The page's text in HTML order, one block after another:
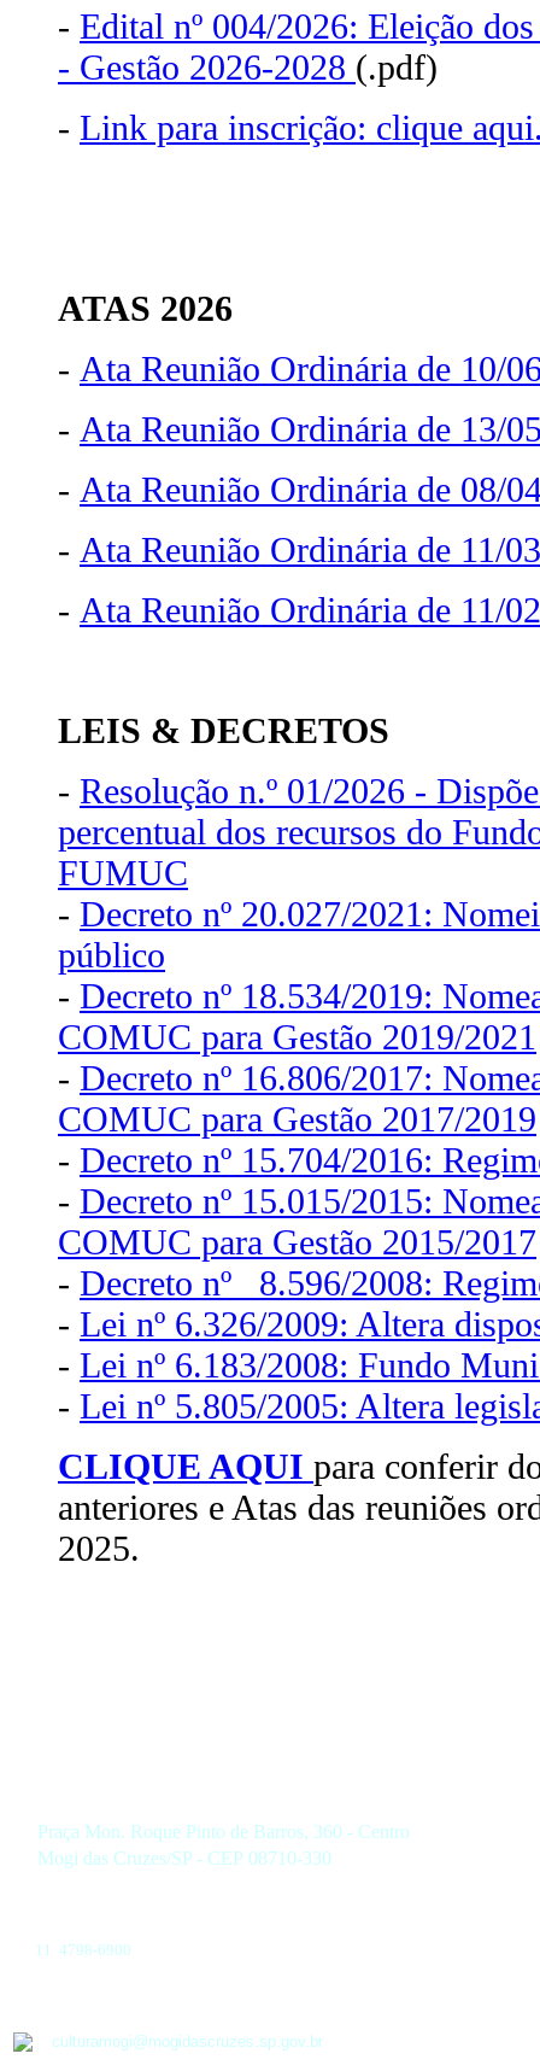
- Edital nº 004/2026: Eleição
- Gestão 2026-2028 (.pdf)
- Link para inscrição: clique
ATAS 2026
- Ata Reunião Ordinária de 10/
- Ata Reunião Ordinária de 13/
- Ata Reunião Ordinária de 08/
- Ata Reunião Ordinária de 11/
- Ata Reunião Ordinária de 11/
LEIS & DECRETOS
- Resolução n.º 01/2026 -
percentual dos recursos do
FUMUC
- Decreto nº 20.027/2021:
público
- Decreto nº 18.534/2019:
COMUC para Gestão 2019/2021
- Decreto nº 16.806/2017:
COMUC para Gestão 2017/2019
- Decreto nº 15.704/2016:
- Decreto nº 15.015/2015:
COMUC para Gestão 2015/2017
- Decreto nº 8.596/2008:
- Lei nº 6.326/2009: Altera
- Lei nº 6.183/2008: Fundo
- Lei nº 5.805/2005: Altera
CLIQUE AQUI para conferir
anteriores e Atas das reuniões
2025.
Praça Mon. Roque Pinto de Barros, 360 - Centro
Mogi das Cruzes/SP - CEP 08710-330
11 4798-6900
culturamogi@mogidascruzes.sp.gov.br